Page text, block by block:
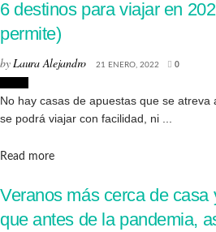
6 destinos para viajar en
permite)
byLaura Alejandro 21 ENERO, 2022 0
No hay casas de apuestas que se
se podrá viajar con facilidad, ni ...
Read moreDetails
Veranos más cerca de casa
que antes de la pandemia,